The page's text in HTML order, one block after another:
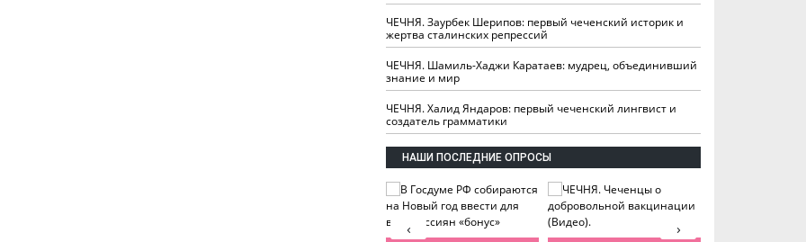
ЧЕЧНЯ. Заурбек Шерипов: первый чеченский историк и
жертва сталинских репрессий
ЧЕЧНЯ. Шамиль-Хаджи Каратаев: мудрец, объединивший
знание и мир
ЧЕЧНЯ. Халид Яндаров: первый чеченский лингвист и
создатель грамматики
НАШИ ПОСЛЕДНИЕ ОПРОСЫ
›
‹